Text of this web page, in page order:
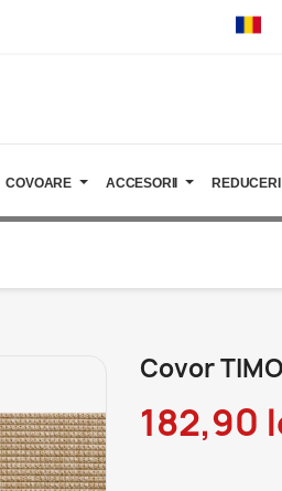
COVOARE ACCESORII
Covor
182,90